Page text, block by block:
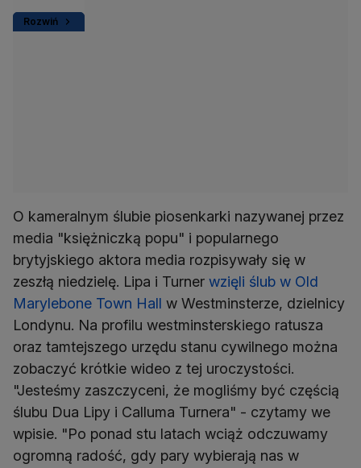
Rozwiń
O kameralnym ślubie piosenkarki nazywanej przez
media "księżniczką popu" i popularnego
brytyjskiego aktora media rozpisywały się w
zeszłą niedzielę. Lipa i Turner wzięli ślub w Old
Marylebone Town Hall w Westminsterze, dzielnicy
Londynu. Na profilu westminsterskiego ratusza
oraz tamtejszego urzędu stanu cywilnego można
zobaczyć krótkie wideo z tej uroczystości.
"Jesteśmy zaszczyceni, że mogliśmy być częścią
ślubu Dua Lipy i Calluma Turnera" - czytamy we
wpisie. "Po ponad stu latach wciąż odczuwamy
ogromną radość, gdy pary wybierają nas w